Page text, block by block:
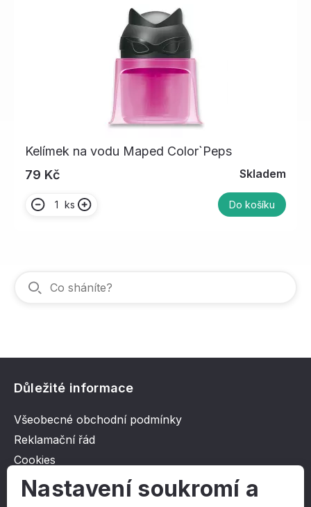
Kelímek na vodu Maped Color`Peps
79 Kč
Skladem
ks Do košíku
Důležité informace
Všeobecné obchodní podmínky
Reklamační řád
Cookies
Ochrana osobních údajů
Nastavení soukromí a